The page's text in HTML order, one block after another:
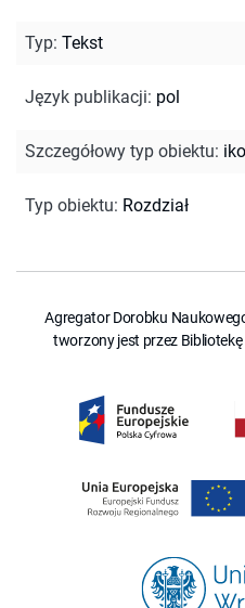
Typ: Tekst
Język publikacji: pol
Szczegółowy typ obiektu:
Typ obiektu: Rozdział
Agregator Dorobku
tworzony jest przez